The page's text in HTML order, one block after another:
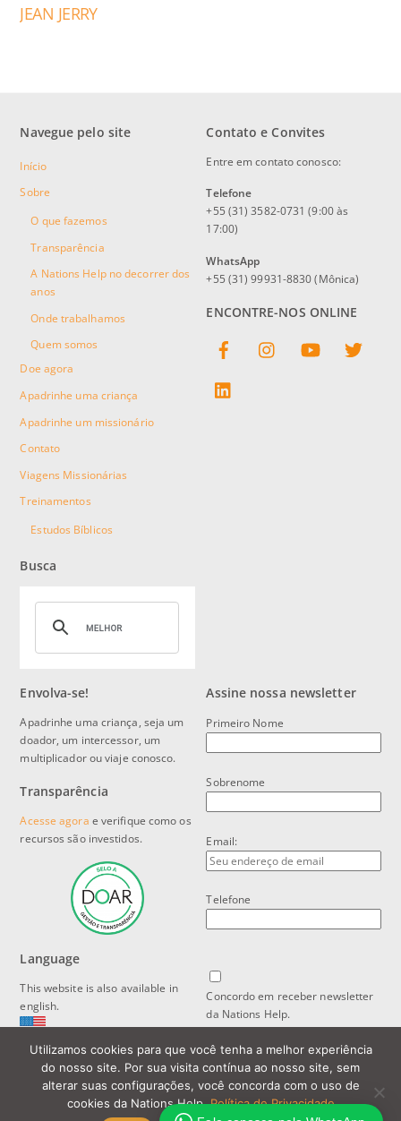
JEAN JERRY
Navegue pelo site
Início
Sobre
O que fazemos
Transparência
A Nations Help no decorrer dos
anos
Onde trabalhamos
Quem somos
Doe agora
Apadrinhe uma criança
Apadrinhe um missionário
Contato
Viagens Missionárias
Treinamentos
Estudos Bíblicos
Busca
Contato e Convites
Entre em contato conosco:
Telefone
+55 (31) 3582-0731 (9:00 às
17:00)
WhatsApp
+55 (31) 99931-8830 (Mônica)
ENCONTRE-NOS ONLINE
Envolva-se!
Apadrinhe uma criança, seja um
doador, um intercessor, um
multiplicador ou viaje conosco.
Transparência
Acesse agora e verifique como os
recursos são investidos.
Language
This website is also available in
english.
Política de Privacidade e Proteção
de Dados
Assine nossa newsletter
Primeiro Nome
Sobrenome
Email:
Telefone
Concordo em receber newsletter
da Nations Help.
Utilizamos cookies para que você tenha a melhor experiência
do nosso site. Por sua visita contínua ao nosso site, sem
alterar suas configurações, você concorda com o uso de
cookies da Nations Help.Política de Privacidade